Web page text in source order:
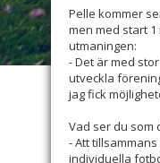
Pelle kommer
men med start
utmaningen:
- Det är med
utveckla
jag fick
Vad ser du som
- Att
individuella